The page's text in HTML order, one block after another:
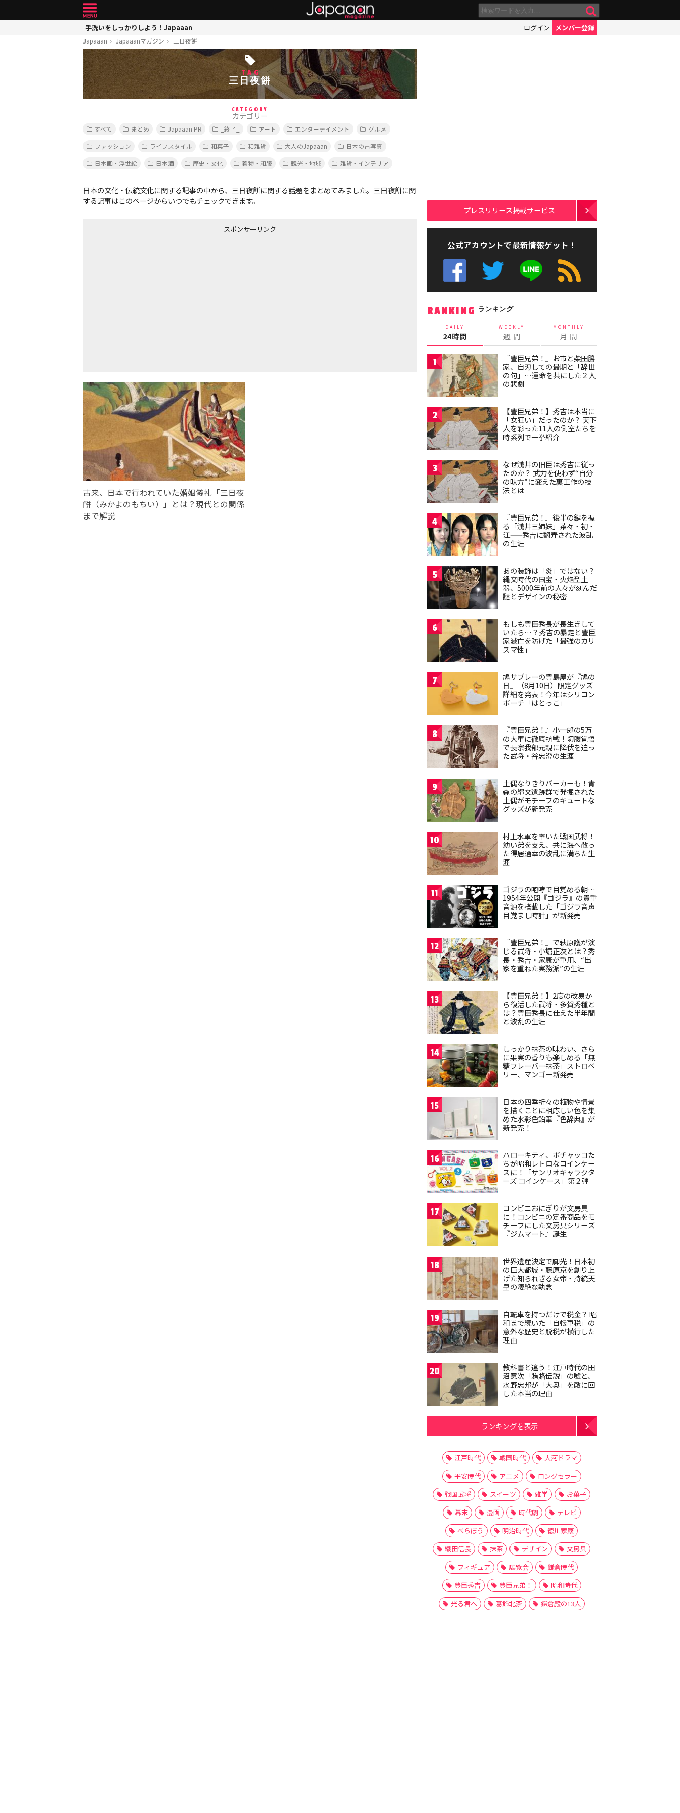
手洗いをしっかりしよう！Japaaan ログイン メンバー登録
Japaaan Japaaanマガジン 三日夜餅
TAG
三日夜餅
CATEGORY
カテゴリー
すべて まとめ Japaaan PR _終了_ アート エンターテイメント
グルメ
ファッション
ライフスタイル 和菓子 和雑貨 大人のJapaaan
日本の古写真
日本画・浮世絵
日本酒 歴史・文化 着物・和服 観光・地域 雑貨・インテリア
日本の文化・伝統文化に関する記事の中から、三日夜餅に関する話題をまとめてみました。三日夜餅に関
する記事はこのページからいつでもチェックできます。
スポンサーリンク
古来、日本で行われていた婚姻儀礼「三日夜
餅（みかよのもちい）」とは？現代との関係
まで解説
プレスリリース掲載サービス
公式アカウントで最新情報ゲット！
RANKING ランキング
DAILY
24時間
WEEKLY
週 間
MONTHLY
月 間
1
『豊臣兄弟！』お市と柴田勝
家、自刃しての最期と「辞世
の句」…運命を共にした２人
の悲劇
2
【豊臣兄弟！】秀吉は本当に
「女狂い」だったのか？ 天下
人を彩った11人の側室たちを
時系列で一挙紹介
3
なぜ浅井の旧臣は秀吉に従っ
たのか？ 武力を使わず“自分
の味方”に変えた裏工作の技
法とは
4
『豊臣兄弟！』後半の鍵を握
る「浅井三姉妹」茶々・初・
江——秀吉に翻弄された波乱
の生涯
5
あの装飾は「炎」ではない？
縄文時代の国宝・火焔型土
器、5000年前の人々が刻んだ
謎とデザインの秘密
6
もしも豊臣秀長が長生きして
いたら…？秀吉の暴走と豊臣
家滅亡を防げた「最強のカリ
スマ性」
7
鳩サブレーの豊島屋が『鳩の
日』（8月10日）限定グッズ
詳細を発表！今年はシリコン
ポーチ「はとっこ」
8
『豊臣兄弟！』小一郎の5万
の大軍に徹底抗戦！切腹覚悟
で長宗我部元親に降伏を迫っ
た武将・谷忠澄の生涯
9
土偶なりきりパーカーも！青
森の縄文遺跡群で発掘された
土偶がモチーフのキュートな
グッズが新発売
10
村上水軍を率いた戦国武将！
幼い弟を支え、共に海へ散っ
た得居通幸の波乱に満ちた生
涯
11
ゴジラの咆哮で目覚める朝…
1954年公開『ゴジラ』の貴重
音源を搭載した「ゴジラ音声
目覚まし時計」が新発売
12
『豊臣兄弟！』で萩原護が演
じる武将・小堀正次とは？秀
長・秀吉・家康が重用、“出
家を重ねた実務派”の生涯
13
【豊臣兄弟！】2度の改易か
ら復活した武将・多賀秀種と
は？豊臣秀長に仕えた半年間
と波乱の生涯
14
しっかり抹茶の味わい、さら
に果実の香りも楽しめる「無
糖フレーバー抹茶」ストロベ
リー、マンゴー新発売
15
日本の四季折々の植物や情景
を描くことに相応しい色を集
めた水彩色鉛筆『色辞典』が
新発売！
16
ハローキティ、ポチャッコた
ちが昭和レトロなコインケー
スに！「サンリオキャラクタ
ーズ コインケース」第２弾
17
コンビニおにぎりが文房具
に！コンビニの定番商品をモ
チーフにした文房具シリーズ
『ジムマート』誕生
18
世界遺産決定で脚光！日本初
の巨大都城・藤原京を創り上
げた知られざる女帝・持統天
皇の凄絶な執念
19
自転車を持つだけで税金？ 昭
和まで続いた「自転車税」の
意外な歴史と脱税が横行した
理由
20
教科書と違う！江戸時代の田
沼意次「賄賂伝説」の嘘と、
水野忠邦が「大奥」を敵に回
した本当の理由
ランキングを表示
江戸時代 戦国時代
大河ドラマ
平安時代
アニメ
ロングセラー
戦国武将
スイーツ 雑学
お菓子
幕末
漫画 時代劇
テレビ
べらぼう
明治時代
徳川家康
織田信長
抹茶 デザイン
文房具
フィギュア
展覧会
鎌倉時代
豊臣秀吉
豊臣兄弟！
昭和時代
光る君へ
葛飾北斎 鎌倉殿の13人